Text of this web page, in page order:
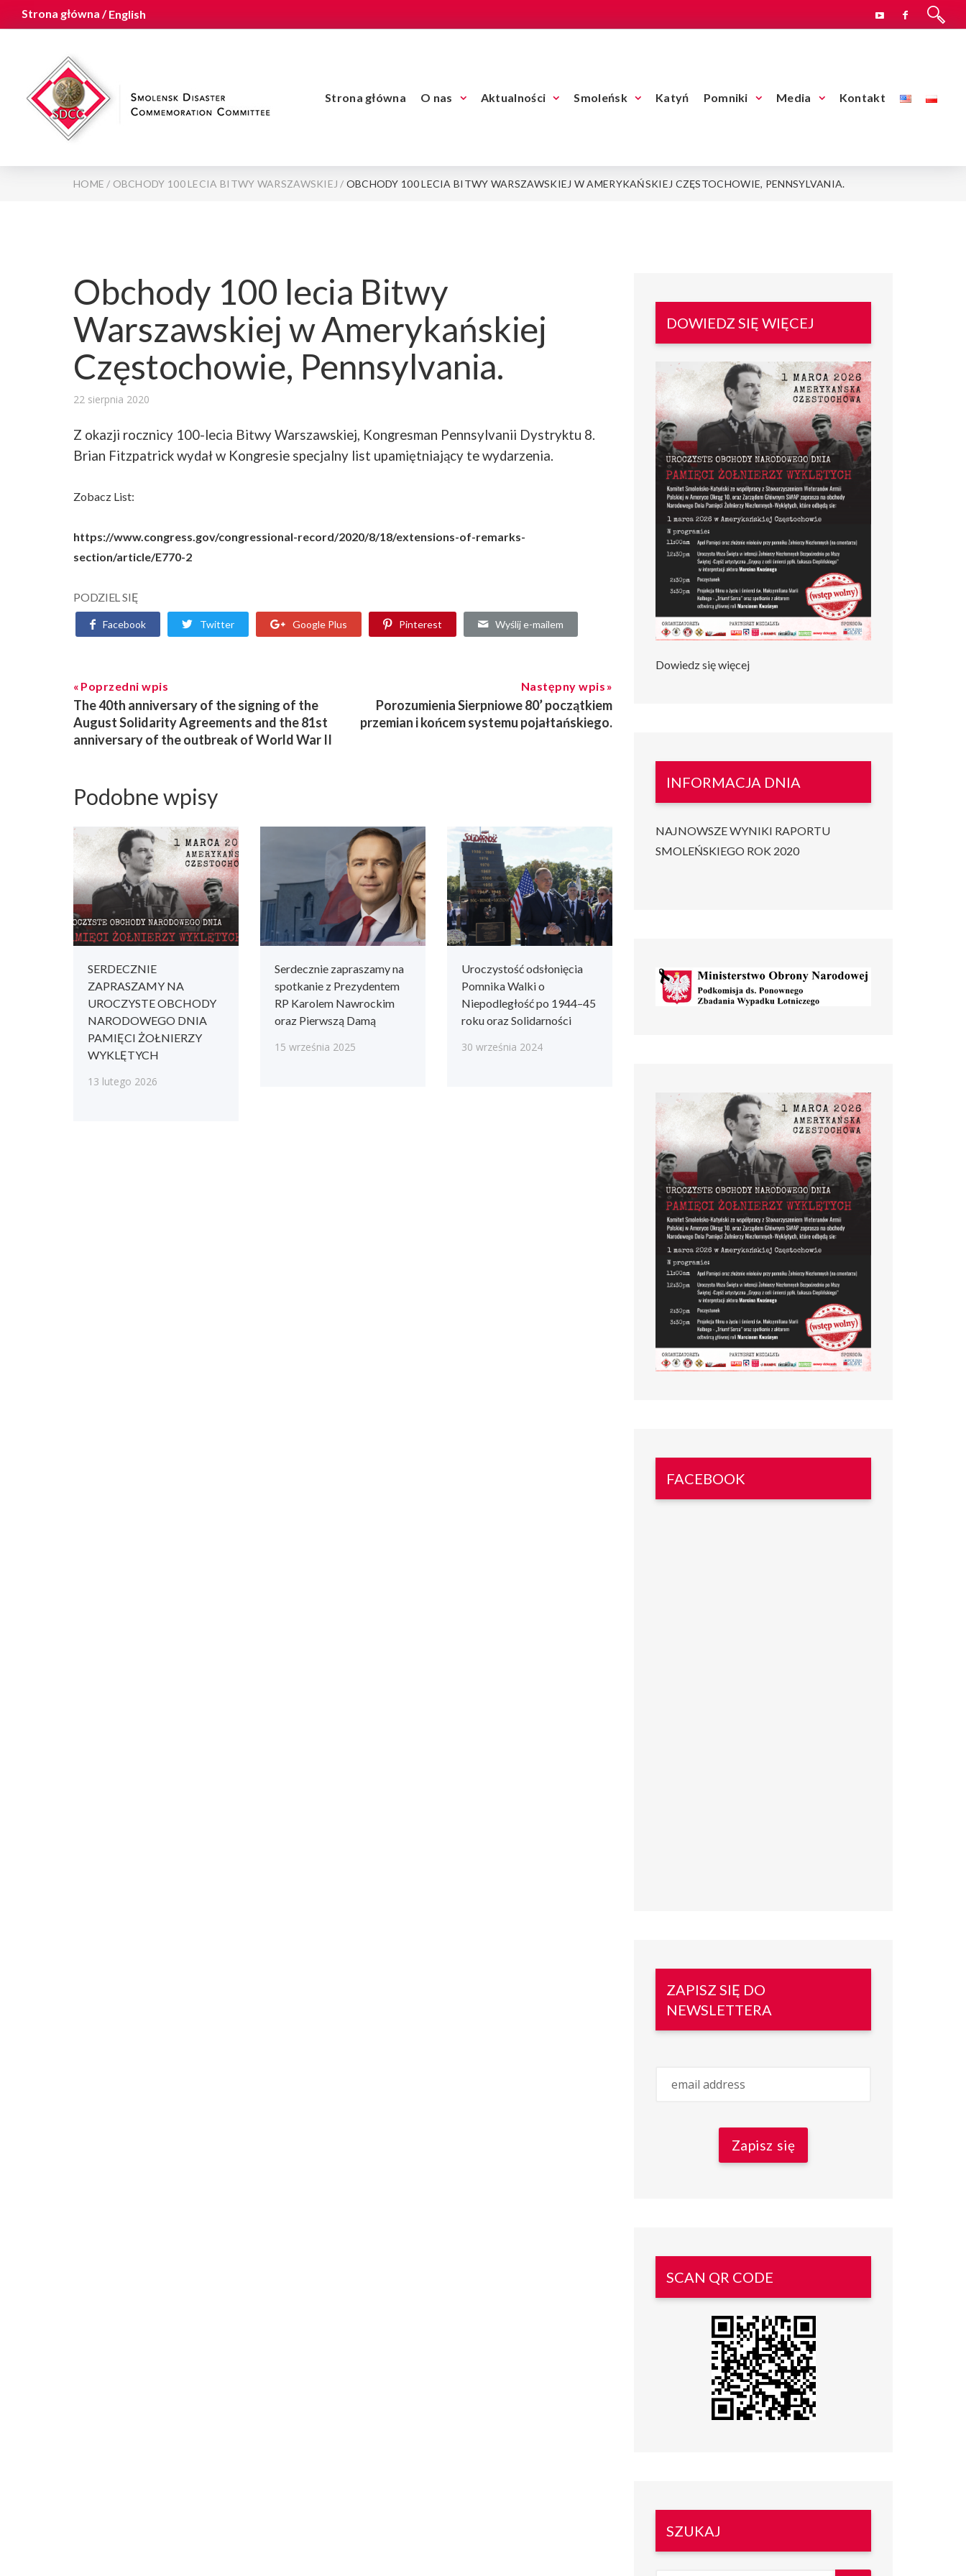
Strona główna /English
Strona główna O nas Aktualności Smoleńsk Katyń Pomniki Media Kontakt
HOME / OBCHODY 100 LECIA BITWY WARSZAWSKIEJ / OBCHODY 100 LECIA BITWY WARSZAWSKIEJ W AMERYKAŃSKIEJ CZĘSTOCHOWIE, PENNSYLVANIA.
Obchody 100 lecia Bitwy
Warszawskiej w Amerykańskiej
Częstochowie, Pennsylvania.
22 sierpnia 2020
Z okazji rocznicy 100-lecia Bitwy Warszawskiej, Kongresman Pennsylvanii Dystryktu 8.
Brian Fitzpatrick wydał w Kongresie specjalny list upamiętniający te wydarzenia.
Zobacz List:
https://www.congress.gov/congressional-record/2020/8/18/extensions-of-remarks-
section/article/E770-2
PODZIEL SIĘ
Facebook Twitter Google Plus Pinterest Wyślij e-mailem
Poprzedni wpis
The 40th anniversary of the signing of the
August Solidarity Agreements and the 81st
anniversary of the outbreak of World War II
Następny wpis
Porozumienia Sierpniowe 80’ początkiem
przemian i końcem systemu pojałtańskiego.
Podobne wpisy
SERDECZNIE
ZAPRASZAMY NA
UROCZYSTE OBCHODY
NARODOWEGO DNIA
PAMIĘCI ŻOŁNIERZY
WYKLĘTYCH
13 lutego 2026
Serdecznie zapraszamy na
spotkanie z Prezydentem
RP Karolem Nawrockim
oraz Pierwszą Damą
15 września 2025
Uroczystość odsłonięcia
Pomnika Walki o
Niepodległość po 1944–45
roku oraz Solidarności
30 września 2024
DOWIEDZ SIĘ WIĘCEJ
Dowiedz się więcej
INFORMACJA DNIA
NAJNOWSZE WYNIKI RAPORTU
SMOLEŃSKIEGO ROK 2020
FACEBOOK
ZAPISZ SIĘ DO
NEWSLETTERA
SCAN QR CODE
SZUKAJ